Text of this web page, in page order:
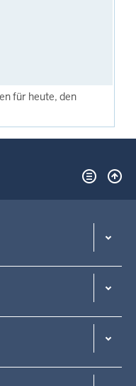
für heute, den